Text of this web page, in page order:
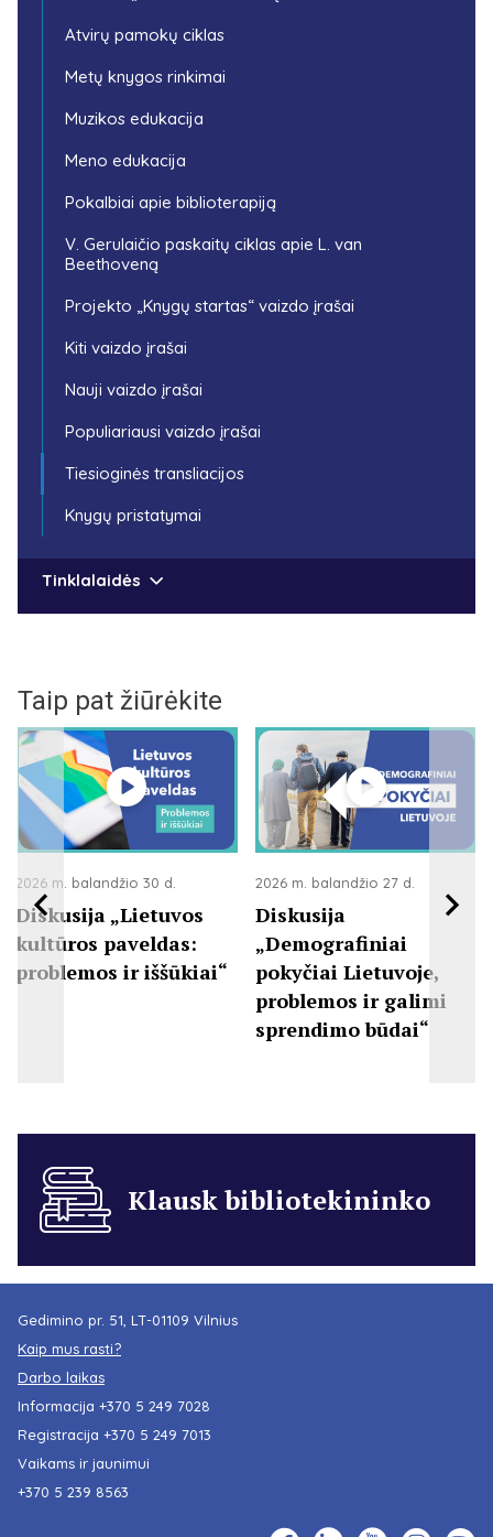
Atvirų pamokų ciklas
Metų knygos rinkimai
Muzikos edukacija
Meno edukacija
Pokalbiai apie biblioterapiją
V. Gerulaičio paskaitų ciklas apie L. van
Beethoveną
Projekto „Knygų startas“ vaizdo įrašai
Kiti vaizdo įrašai
Nauji vaizdo įrašai
Populiariausi vaizdo įrašai
Tiesioginės transliacijos
Knygų pristatymai
Tinklalaidės
Taip pat žiūrėkite
2026 m. balandžio 30 d.
Diskusija „Lietuvos
kultūros paveldas:
problemos ir iššūkiai“
2026 m. balandžio 27 d.
Diskusija
„Demografiniai
pokyčiai Lietuvoje,
problemos ir galimi
sprendimo būdai“
Klausk bibliotekininko
Gedimino pr. 51, LT-01109 Vilnius
Kaip mus rasti?
Darbo laikas
Informacija +370 5 249 7028
Registracija +370 5 249 7013
Vaikams ir jaunimui
+370 5 239 8563